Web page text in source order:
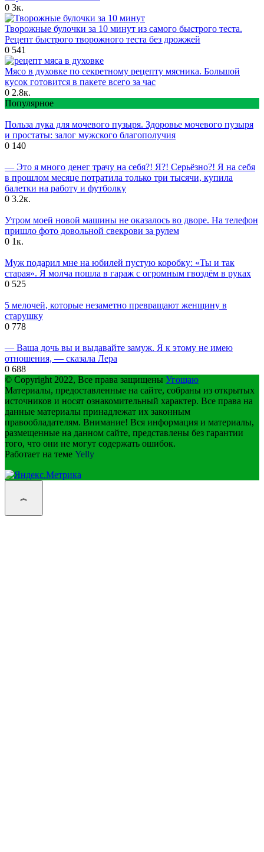
0 3к.
Творожные булочки за 10 минут из самого быстрого теста.
Рецепт быстрого творожного теста без дрожжей
0 541
Мясо в духовке по секретному рецепту мясника. Большой
кусок готовится в пакете всего за час
0 2.8к.
Популярное
Польза лука для мочевого пузыря. Здоровье мочевого пузыря
и простаты: залог мужского благополучия
0 140
— Это я много денег трачу на себя?! Я?! Серьёзно?! Я на себя
в прошлом месяце потратила только три тысячи, купила
балетки на работу и футболку
0 3.2к.
Утром моей новой машины не оказалось во дворе. На телефон
пришло фото довольной свекрови за рулем
0 1к.
Муж подарил мне на юбилей пустую коробку: «Ты и так
старая». Я молча пошла в гараж с огромным гвоздём в руках
0 525
5 мелочей, которые незаметно превращают женщину в
старушку
0 778
— Ваша дочь вы и выдавайте замуж. Я к этому не имею
отношения, — сказала Лера
0 688
© Copyright 2022, Все права защищены Угощаю
Материалы, предоставленные на сайте, собраны из открытых
источников и носят ознакомительный характер. Все права на
данные материалы принадлежат их законным
правообладателям. Внимание! Вся информация и материалы,
размещенные на данном сайте, представлены без гарантии
того, что они не могут содержать ошибок.
Работает на теме Yelly